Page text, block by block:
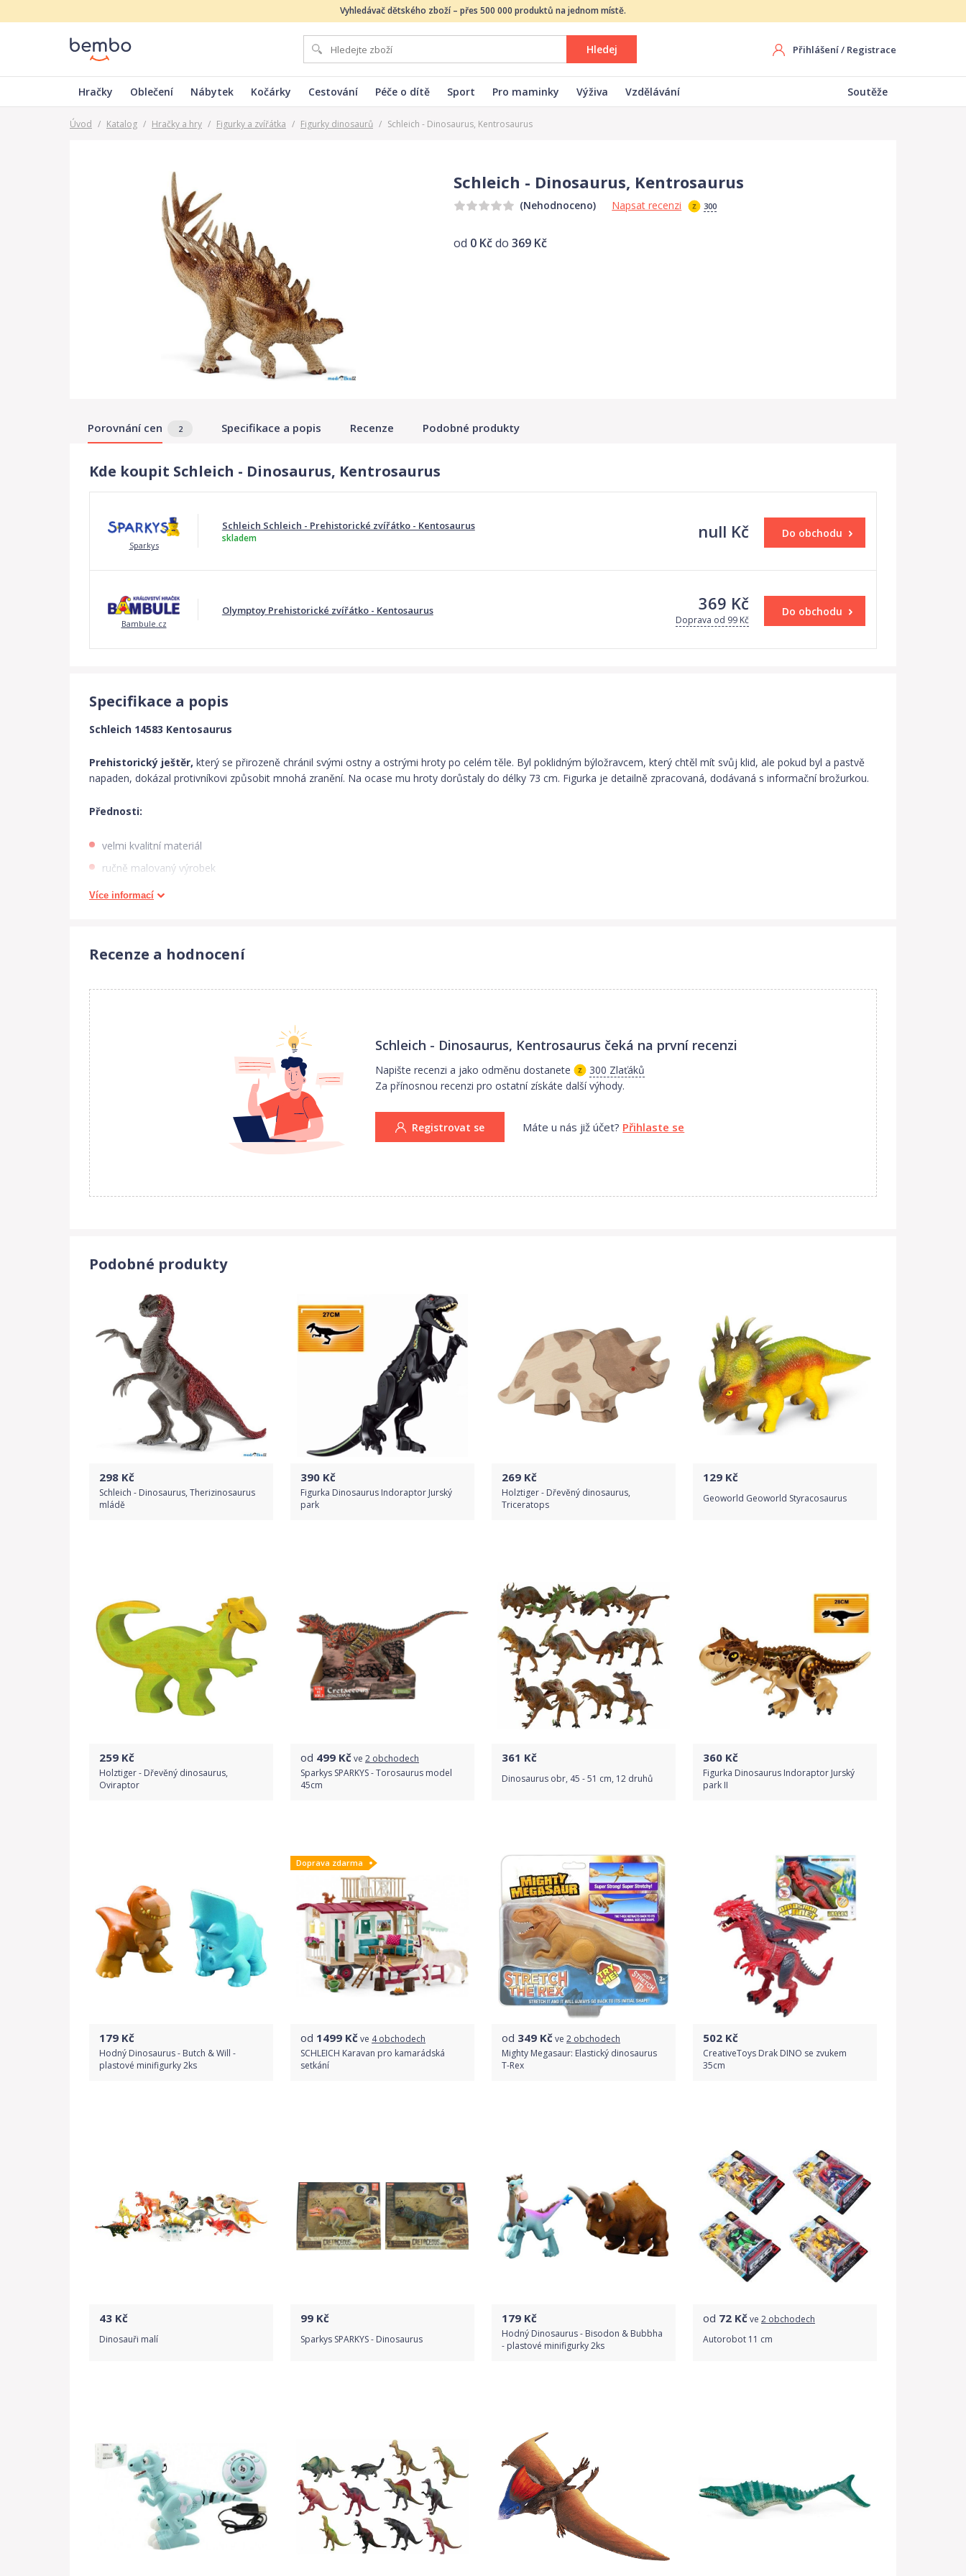
Vyhledávač dětského zboží – přes 500 000 produktů na jednom místě.
Hledej Přihlášení/ Registrace
Hračky Oblečení Nábytek Kočárky Cestování Péče o dítě Sport Pro maminky Výživa Vzdělávání Soutěže
Úvod / Katalog / Hračky a hry / Figurky a zvířátka / Figurky dinosaurů / Schleich - Dinosaurus, Kentrosaurus
Schleich - Dinosaurus, Kentrosaurus
(Nehodnoceno) Napsat recenzi 300
od 0 Kčdo369 Kč
Porovnání cen 2 Specifikace a popis Recenze Podobné produkty
Kde koupit Schleich - Dinosaurus, Kentrosaurus
Sparkys
Schleich Schleich - Prehistorické zvířátko - Kentosaurus
skladem null Kč Do obchodu
Bambule.cz
Olymptoy Prehistorické zvířátko - Kentosaurus 369 Kč
Doprava od 99 Kč
Do obchodu
Specifikace a popis
Schleich 14583 Kentosaurus
Prehistorický ještěr, který se přirozeně chránil svými ostny a ostrými hroty po celém těle. Byl poklidným býložravcem, který chtěl mít svůj klid, ale pokud byl a pastvě
napaden, dokázal protivníkovi způsobit mnohá zranění. Na ocase mu hroty dorůstaly do délky 73 cm. Figurka je detailně zpracovaná, dodávaná s informační brožurkou.
Přednosti:
velmi kvalitní materiál
ručně malovaný výrobek
splňuje přísné normy a předpisy
Vhodnépro dětiod 3 let
Rozměry: 16 x 11,5 x 8 cm
Více informací
Recenze a hodnocení
Schleich - Dinosaurus, Kentrosaurus čeká na první recenzi
Napište recenzi a jako odměnu dostanete
300 Zlaťáků
Za přínosnou recenzi pro ostatní získáte další výhody.
Registrovat se Máte u nás již účet? Přihlaste se
Podobné produkty
298 Kč
Schleich - Dinosaurus, Therizinosaurus
mládě
390 Kč
Figurka Dinosaurus Indoraptor Jurský
park
269 Kč
Holztiger - Dřevěný dinosaurus,
Triceratops
Detail produktu
129 Kč
Geoworld Geoworld Styracosaurus
259 Kč
Holztiger - Dřevěný dinosaurus,
Oviraptor
od 499 Kčve 2 obchodech
Sparkys SPARKYS - Torosaurus model
45cm
361 Kč
Dinosaurus obr, 45 - 51 cm, 12 druhů
Detail produktu
360 Kč
Figurka Dinosaurus Indoraptor Jurský
park II
Detail produktu
179 Kč
Hodný Dinosaurus - Butch & Will -
plastové minifigurky 2ks
Doprava zdarma
od 1499 Kčve 4 obchodech
SCHLEICH Karavan pro kamarádská
setkání
od 349 Kčve 2 obchodech
Mighty Megasaur: Elastický dinosaurus
T-Rex
502 Kč
CreativeToys Drak DINO se zvukem
35cm
43 Kč
Dinosauři malí
99 Kč
Sparkys SPARKYS - Dinosaurus
179 Kč
Hodný Dinosaurus - Bisodon & Bubbha
- plastové minifigurky 2ks
od 72 Kčve 2 obchodech
Autorobot 11 cm